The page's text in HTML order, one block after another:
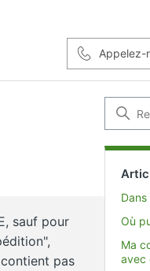
Appelez-
Où
Ma
avec
sauf pour
pas